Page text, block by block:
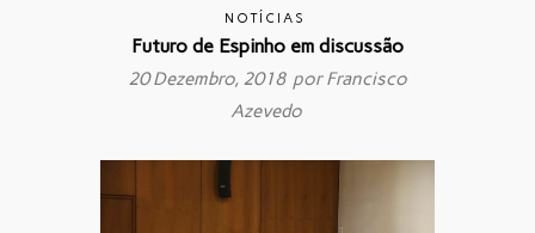
NOTÍCIAS
Futuro de Espinho em discussão
20 Dezembro, 2018 porFrancisco
Azevedo